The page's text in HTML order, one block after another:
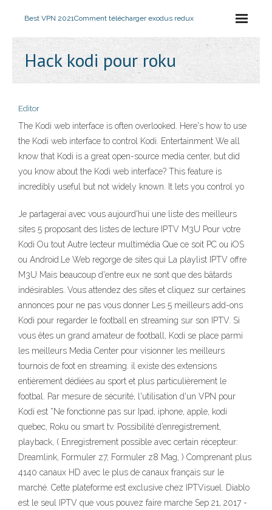
Best VPN 2021Comment télécharger exodus redux
Hack kodi pour roku
Editor
The Kodi web interface is often overlooked. Here's how to use
the Kodi web interface to control Kodi. Entertainment We all
know that Kodi is a great open-source media center, but did
you know about the Kodi web interface? This feature is
incredibly useful but not widely known. It lets you control yo
Je partagerai avec vous aujourd'hui une liste des meilleurs
sites 5 proposant des listes de lecture IPTV M3U Pour votre
Kodi Ou tout Autre lecteur multimédia Que ce soit PC ou iOS
ou Android.Le Web regorge de sites qui La playlist IPTV offre
M3U Mais beaucoup d'entre eux ne sont que des bâtards
indésirables. Vous attendez des sites et cliquez sur certaines
annonces pour ne pas vous donner Les 5 meilleurs add-ons
Kodi pour regarder le football en streaming sur son IPTV. Si
vous êtes un grand amateur de football, Kodi se place parmi
les meilleurs Media Center pour visionner les meilleurs
tournois de foot en streaming. il existe des extensions
entièrement dédiées au sport et plus particulièrement le
footbal. Par mesure de sécurité, l'utilisation d'un VPN pour
Kodi est *Ne fonctionne pas sur Ipad, iphone, apple, kodi
quebec, Roku ou smart tv. Possibilité d’enregistrement,
playback, ( Enregistrement possible avec certain récepteur:
Dreamlink, Formuler z7, Formuler z8 Mag, ) Comprenant plus
4140 canaux HD avec le plus de canaux français sur le
marché. Cette plateforme est exclusive chez IPTVisuel. Diablo
est le seul IPTV que vous pouvez faire marche Sep 21, 2017 -